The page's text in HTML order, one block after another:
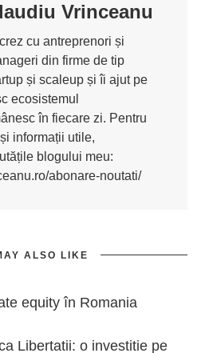
Vrinceanu
cu antreprenori și
din firme de tip
și scaleup și îi ajut pe
ecosistemul
în fiecare zi. Pentru
informații utile,
blogului meu:
abonare-noutati/
ALSO LIKE
equity în Romania
Libertatii: o investitie pe